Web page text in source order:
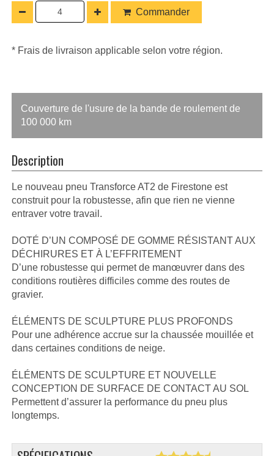
Commander
* Frais de livraison applicable selon votre région.
Couverture de l'usure de la bande de roulement de
100 000 km
Description
Le nouveau pneu Transforce AT2 de Firestone est
construit pour la robustesse, afin que rien ne vienne
entraver votre travail.
DOTÉ D’UN COMPOSÉ DE GOMME RÉSISTANT AUX
DÉCHIRURES ET À L’EFFRITEMENT
D’une robustesse qui permet de manœuvrer dans des
conditions routières difficiles comme des routes de
gravier.
ÉLÉMENTS DE SCULPTURE PLUS PROFONDS
Pour une adhérence accrue sur la chaussée mouillée et
dans certaines conditions de neige.
ÉLÉMENTS DE SCULPTURE ET NOUVELLE
CONCEPTION DE SURFACE DE CONTACT AU SOL
Permettent d’assurer la performance du pneu plus
longtemps.